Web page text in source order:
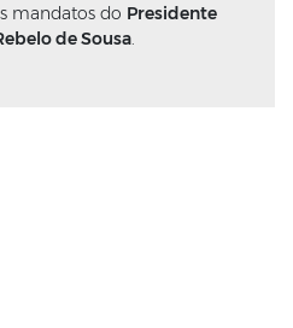
mandatos do Presidente
de Sousa.